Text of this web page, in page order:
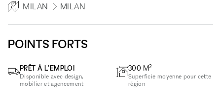
MILAN MILAN
POINTS FORTS
PRÊT À L'EMPLOI
Disponible avec design,
mobilier et agencement
300 M2
Superficie moyenne pour cette
région